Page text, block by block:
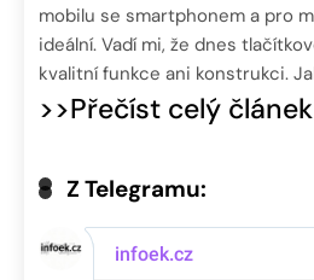
mobilu se smartphonem a pro
ideální. Vadí mi, že dnes
kvalitní funkce ani konstrukci.
>>Přečíst celý článek
Z Telegramu: